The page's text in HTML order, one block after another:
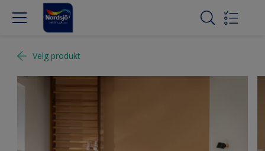
Velg produkt